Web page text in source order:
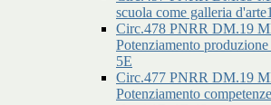
scuola come galleria d'arte1
Circ.478 PNRR DM.19
Potenziamento produzione
5E
Circ.477 PNRR DM.19
Potenziamento